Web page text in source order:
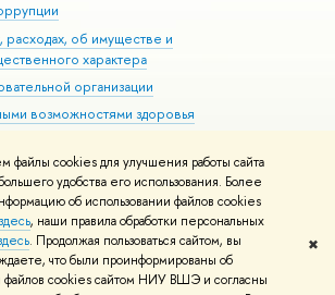
файлы cookies для улучшения работы сайта
удобства его использования. Более
об использовании файлов cookies
здесь, наши правила обработки персональных
. Продолжая пользоваться сайтом, вы
что были проинформированы об
файлов cookies сайтом НИУ ВШЭ и согласны
✖
расходах, об имуществе и
характера
организации
возможностями здоровья
Адреса и контакты Условия использования